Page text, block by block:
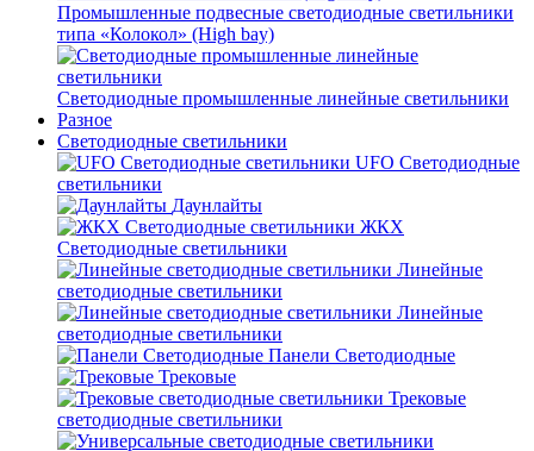
Промышленные подвесные cветодиодные светильники
типа «Колокол» (High bay)
Светодиодные промышленные линейные светильники
Разное
Светодиодные светильники
UFO Светодиодные
светильники
Даунлайты
ЖКХ
Светодиодные светильники
Линейные
светодиодные светильники
Линейные
светодиодные светильники
Панели Светодиодные
Трековые
Трековые
светодиодные светильники